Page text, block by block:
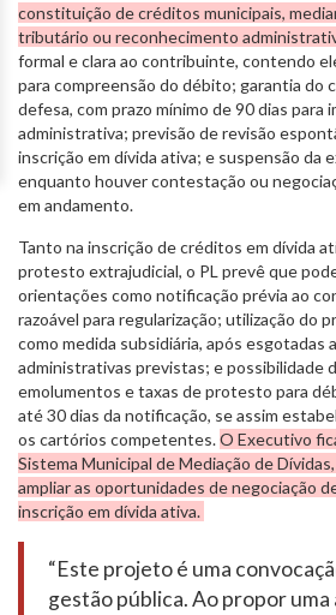
constituição de créditos municipais,
tributário ou reconhecimento
formal e clara ao contribuinte, contendo
para compreensão do débito; garantia do
defesa, com prazo mínimo de 90 dias para
administrativa; previsão de revisão
inscrição em dívida ativa; e suspensão da
enquanto houver contestação ou
em andamento.
Tanto na inscrição de créditos em dívida
protesto extrajudicial, o PL prevê que
orientações como notificação prévia ao
razoável para regularização; utilização do
como medida subsidiária, após esgotadas
administrativas previstas; e possibilidade
emolumentos e taxas de protesto para
até 30 dias da notificação, se assim
os cartórios competentes.O Executivo
Sistema Municipal de Mediação de
ampliar as oportunidades de negociação
inscrição em dívida ativa.
“Este projeto é uma
gestão pública. Ao propor uma